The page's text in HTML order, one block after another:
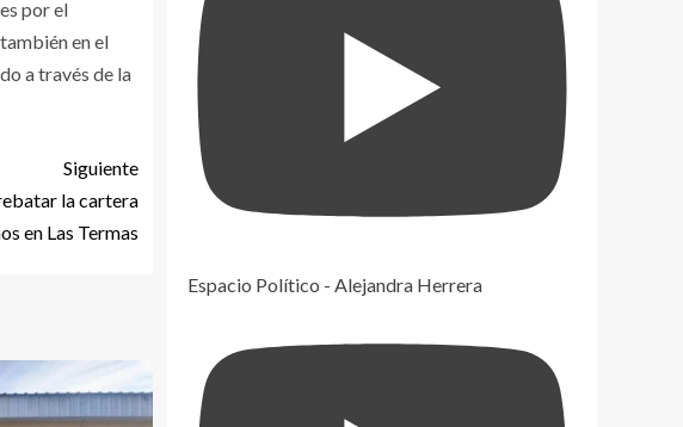
por el
en el
a través de la
Siguiente
la cartera
en Las Termas
Espacio Político - Alejandra Herrera